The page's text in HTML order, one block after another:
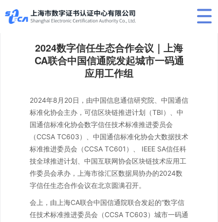
2024数字信任生态合作会议｜上海
CA联合中国信通院发起城市一码通
应用工作组
2024年8月20日，由中国信息通信研究院、中国通信
标准化协会主办，可信区块链推进计划（TBI）、中
国通信标准化协会数字信任技术标准推进委员会
（CCSA TC603）、中国通信标准化协会大数据技术
标准推进委员会（CCSA TC601）、 IEEE SA信任科
技全球推进计划、中国互联网协会区块链技术应用工
作委员会承办，上海市徐汇区数据局协办的2024数
字信任生态合作会议在北京圆满召开。
会上，由上海CA联合中国信通院联合发起的“数字信
任技术标准推进委员会（CCSA TC603）城市一码通